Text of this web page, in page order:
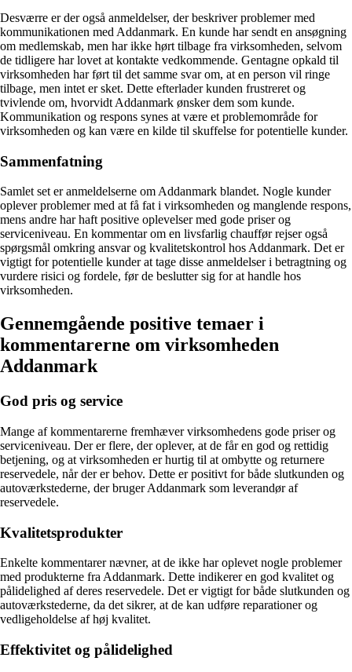
Desværre er der også anmeldelser, der beskriver problemer med
kommunikationen med Addanmark. En kunde har sendt en ansøgning
om medlemskab, men har ikke hørt tilbage fra virksomheden, selvom
de tidligere har lovet at kontakte vedkommende. Gentagne opkald til
virksomheden har ført til det samme svar om, at en person vil ringe
tilbage, men intet er sket. Dette efterlader kunden frustreret og
tvivlende om, hvorvidt Addanmark ønsker dem som kunde.
Kommunikation og respons synes at være et problemområde for
virksomheden og kan være en kilde til skuffelse for potentielle kunder.
Sammenfatning
Samlet set er anmeldelserne om Addanmark blandet. Nogle kunder
oplever problemer med at få fat i virksomheden og manglende respons,
mens andre har haft positive oplevelser med gode priser og
serviceniveau. En kommentar om en livsfarlig chauffør rejser også
spørgsmål omkring ansvar og kvalitetskontrol hos Addanmark. Det er
vigtigt for potentielle kunder at tage disse anmeldelser i betragtning og
vurdere risici og fordele, før de beslutter sig for at handle hos
virksomheden.
Gennemgående positive temaer i
kommentarerne om virksomheden
Addanmark
God pris og service
Mange af kommentarerne fremhæver virksomhedens gode priser og
serviceniveau. Der er flere, der oplever, at de får en god og rettidig
betjening, og at virksomheden er hurtig til at ombytte og returnere
reservedele, når der er behov. Dette er positivt for både slutkunden og
autoværkstederne, der bruger Addanmark som leverandør af
reservedele.
Kvalitetsprodukter
Enkelte kommentarer nævner, at de ikke har oplevet nogle problemer
med produkterne fra Addanmark. Dette indikerer en god kvalitet og
pålidelighed af deres reservedele. Det er vigtigt for både slutkunden og
autoværkstederne, da det sikrer, at de kan udføre reparationer og
vedligeholdelse af høj kvalitet.
Effektivitet og pålidelighed